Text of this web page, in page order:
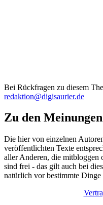
Bei Rückfragen zu diesem
redaktion@digisaurier.de
Zu den
Die hier von einzelnen
veröffentlichten Texte
aller Anderen, die mitbloggen
sind frei - das gilt auch bei
natürlich vor bestimmte